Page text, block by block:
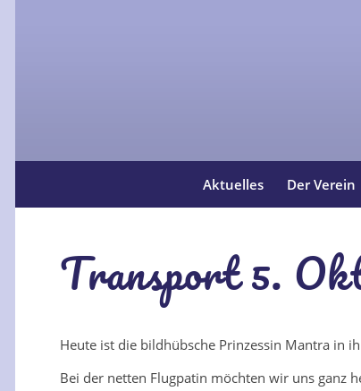
Aktuelles Der Verein
Transport 5.
Heute ist die bildhübsche Prinzessin Mantra in
Bei der netten Flugpatin möchten wir uns ganz